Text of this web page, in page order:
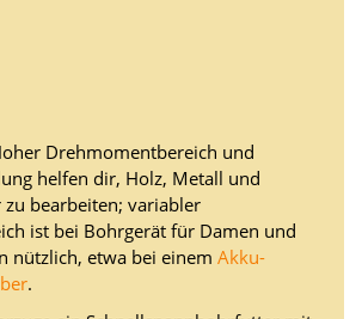
Drehmomentbereich und
helfen dir, Holz, Metall und
bearbeiten; variabler
ist bei Bohrgerät für Damen und
nützlich, etwa bei einem Akku-
.